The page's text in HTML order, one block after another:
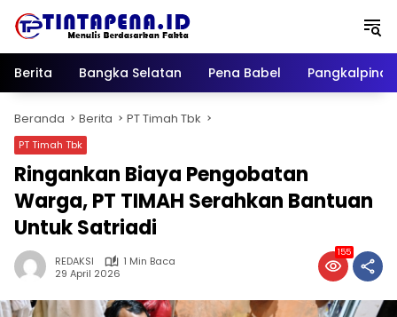
Berita
Bangka Selatan Pena Babel
Beranda Berita PT Timah Tbk
PT Timah Tbk
Ringankan Biaya Pengobatan
Warga, PT TIMAH Serahkan Bantuan
Untuk Satriadi
REDAKSI
1 Min Baca
29 April 2026
155